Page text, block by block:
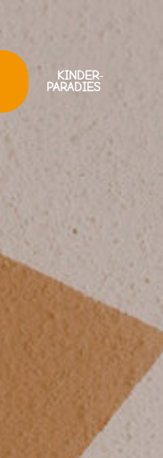
KINDER-
PARADIES